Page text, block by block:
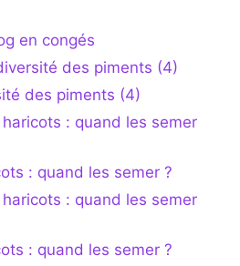
en congés
des piments (4)
des piments (4)
haricots : quand les semer
: quand les semer ?
haricots : quand les semer
: quand les semer ?